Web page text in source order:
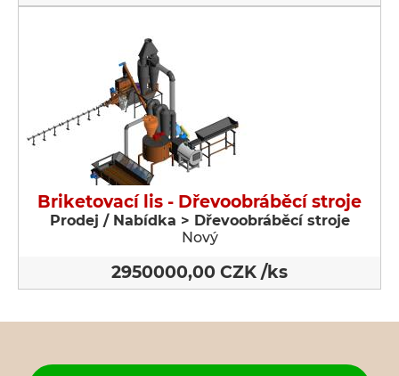
Briketovací lis - Dřevoobráběcí stroje
Prodej / Nabídka > Dřevoobráběcí stroje
Nový
2950000,00 CZK /ks